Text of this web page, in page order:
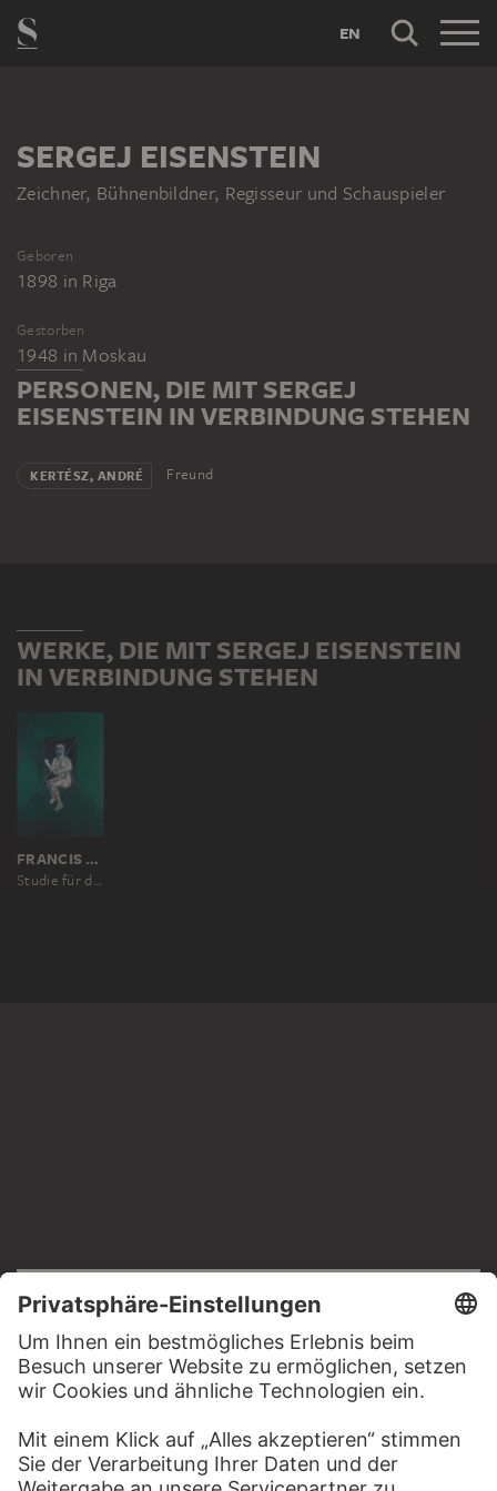
EN
SERGEJ EISENSTEIN
Zeichner, Bühnenbildner, Regisseur und Schauspieler
Geboren
1898 in Riga
Gestorben
1948 in Moskau
PERSONEN, DIE MIT SERGEJ
EISENSTEIN IN VERBINDUNG STEHEN
KERTÉSZ, ANDRÉ Freund
WERKE, DIE MIT SERGEJ EISENSTEIN
IN VERBINDUNG STEHEN
FRANCIS BACON
Studie für die Kinderschwester in dem Film "Panzerkreuzer Potemkin"
Impressum
Datenschutz
Copyright © 2026 Städel Museum
All rights reserved.
DIGITALE SAMMLUNG
Startseite